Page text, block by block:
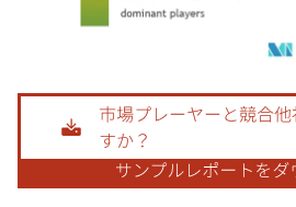
画像 © Mordor Intelligence。再利用にはCC